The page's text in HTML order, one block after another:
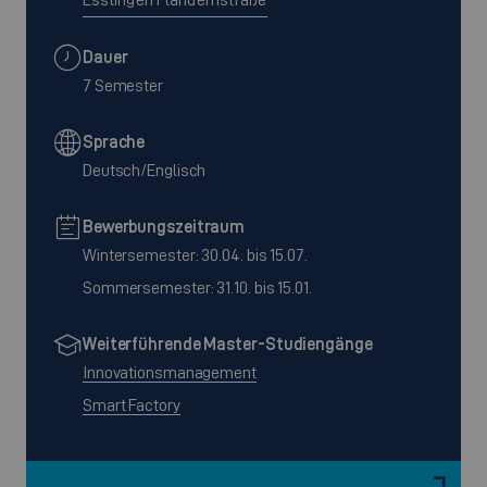
Dauer
7 Semester
Sprache
Deutsch/Englisch
Bewerbungszeitraum
Wintersemester: 30.04. bis 15.07.
Sommersemester: 31.10. bis 15.01.
Weiterführende Master-Studiengänge
Innovationsmanagement
Smart Factory